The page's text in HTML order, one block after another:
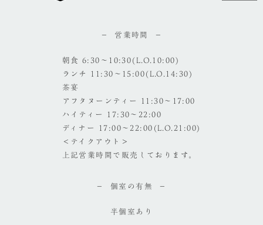
営業時間
朝食 6:30～10:30(L.O.10:00)
ランチ 11:30～15:00(L.O.14:30)
茶宴
アフタヌーンティー 11:30～17:00
ハイティー 17:30～22:00
ディナー 17:00～22:00(L.O.21:00)
＜テイクアウト＞
上記営業時間で販売しております。
個室の有無
半個室あり